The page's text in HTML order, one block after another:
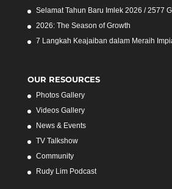
Selamat Tahun Baru Imlek 2026 / 2577
2026: The Season of Growth
7 Langkah Keajaiban dalam Meraih
OUR RESOURCES
Photos Gallery
Videos Gallery
News & Events
TV Talkshow
Community
Rudy Lim Podcast